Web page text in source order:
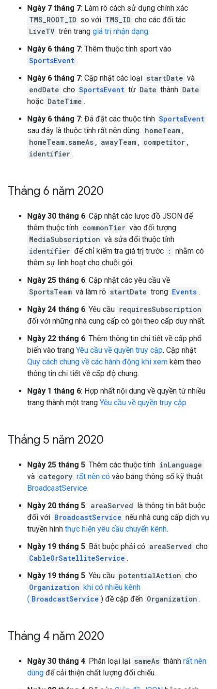
Ngày 7 tháng 7: Làm rõ cách sử dụng chính xác
TMS_ROOT_ID so với TMS_ID cho các đối tác
LiveTV trên trang giá trị nhận dạng.
Ngày 6 tháng 7: Thêm thuộc tính sport vào
SportsEvent .
Ngày 6 tháng 7: Cập nhật các loại startDate và
endDate cho SportsEvent từ Date thành Date
hoặc DateTime .
Ngày 6 tháng 7: Đã đặt các thuộc tính SportsEvent
sau đây là thuộc tính rất nên dùng: homeTeam ,
homeTeam.sameAs , awayTeam , competitor ,
identifier .
Tháng 6 năm 2020
Ngày 30 tháng 6: Cập nhật các lược đồ JSON để
thêm thuộc tính commonTier vào đối tượng
MediaSubscription và sửa đổi thuộc tính
identifier để chỉ kiểm tra giá trị trước : nhằm có
thêm sự linh hoạt cho chuỗi gói.
Ngày 25 tháng 6: Cập nhật các yêu cầu về
SportsTeam và làm rõ startDate trong Events .
Ngày 24 tháng 6: Yêu cầu requiresSubscription
đối với những nhà cung cấp có gói theo cấp duy nhất.
Ngày 22 tháng 6: Thêm thông tin chi tiết về cấp phổ
biến vào trang Yêu cầu về quyền truy cập. Cập nhật
Quy cách chung về các hành động khi xem kèm theo
thông tin chi tiết về cấp độ chung.
Ngày 1 tháng 6: Hợp nhất nội dung về quyền từ nhiều
trang thành một trang Yêu cầu về quyền truy cập.
Tháng 5 năm 2020
Ngày 25 tháng 5: Thêm các thuộc tính inLanguage
và category rất nên có vào bảng thông số kỹ thuật
BroadcastService.
Ngày 20 tháng 5: areaServed là thông tin bắt buộc
đối với BroadcastService nếu nhà cung cấp dịch vụ
truyền hình thực hiện yêu cầu chuyển kênh.
Ngày 19 tháng 5: Bắt buộc phải có areaServed cho
CableOrSatelliteService .
Ngày 19 tháng 5: Yêu cầu potentialAction cho
Organization khi có nhiều kênh
( BroadcastService ) đề cập đến Organization .
Tháng 4 năm 2020
Ngày 30 tháng 4: Phân loại lại sameAs thành rất nên
dùng để cải thiện chất lượng đối chiếu.